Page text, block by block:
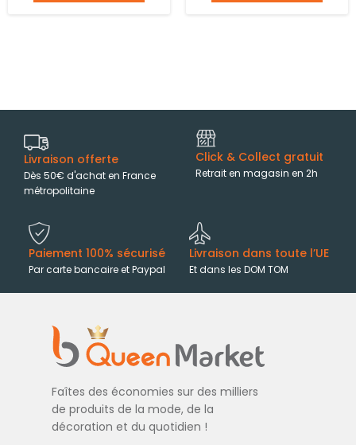
Livraison offerte
Dès 50€ d'achat en France
métropolitaine
Click & Collect gratuit
Retrait en magasin en 2h
Paiement 100% sécurisé
Par carte bancaire et Paypal
Livraison dans toute l’UE
Et dans les DOM TOM
Faîtes des économies sur des milliers
de produits de la mode, de la
décoration et du quotidien !